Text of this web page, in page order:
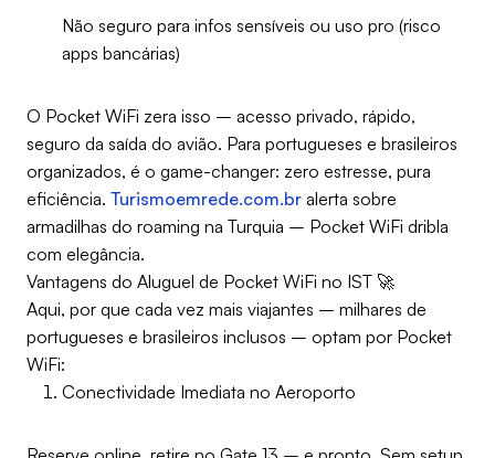
Não seguro para infos sensíveis ou uso pro (risco
apps bancárias)
O Pocket WiFi zera isso – acesso privado, rápido,
seguro da saída do avião. Para portugueses e brasileiros
organizados, é o game-changer: zero estresse, pura
eficiência. Turismoemrede.com.br alerta sobre
armadilhas do roaming na Turquia – Pocket WiFi dribla
com elegância.
Vantagens do Aluguel de Pocket WiFi no IST 🚀
Aqui, por que cada vez mais viajantes – milhares de
portugueses e brasileiros inclusos – optam por Pocket
WiFi:
Conectividade Imediata no Aeroporto